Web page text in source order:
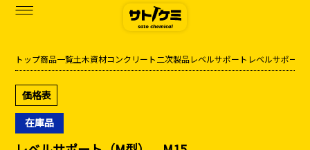
サトケミって？
トップ商品一覧土木資材コンクリート二次製品レベルサポート レベルサポー
価格表
在庫品